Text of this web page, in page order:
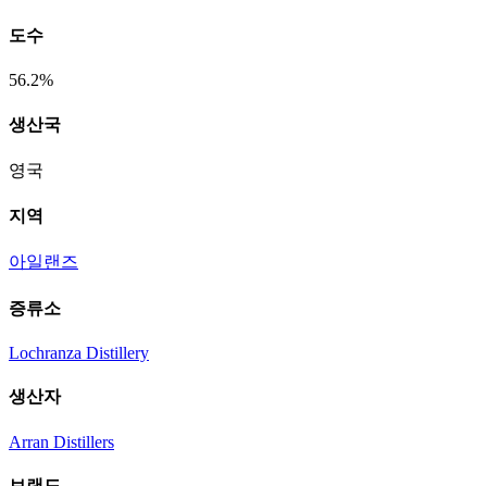
도수
56.2%
생산국
영국
지역
아일랜즈
증류소
Lochranza Distillery
생산자
Arran Distillers